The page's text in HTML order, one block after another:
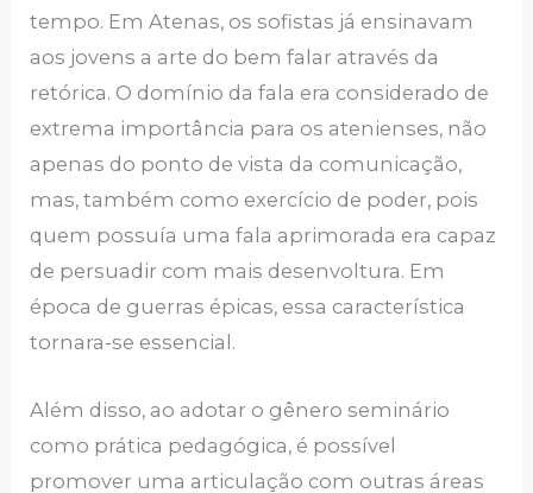
tempo. Em Atenas, os sofistas já ensinavam
aos jovens a arte do bem falar através da
retórica. O domínio da fala era considerado de
extrema importância para os atenienses, não
apenas do ponto de vista da comunicação,
mas, também como exercício de poder, pois
quem possuía uma fala aprimorada era capaz
de persuadir com mais desenvoltura. Em
época de guerras épicas, essa característica
tornara-se essencial.
Além disso, ao adotar o gênero seminário
como prática pedagógica, é possível
promover uma articulação com outras áreas